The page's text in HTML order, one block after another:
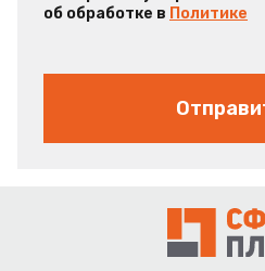
об обработке в Политике